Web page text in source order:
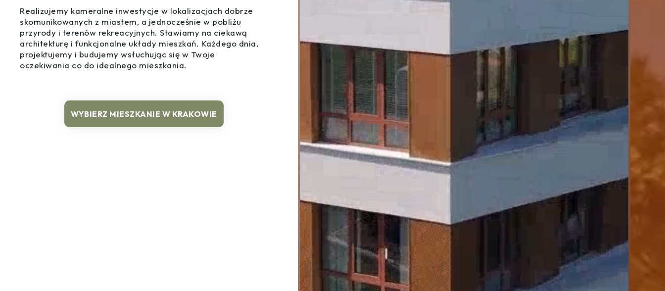
Realizujemy kameralne inwestycje w lokalizacjach dobrze
skomunikowanych z miastem, a jednocześnie w pobliżu
przyrody i terenów rekreacyjnych. Stawiamy na ciekawą
architekturę i funkcjonalne układy mieszkań. Każdego dnia,
projektujemy i budujemy wsłuchując się w Twoje
oczekiwania co do idealnego mieszkania.
WYBIERZ MIESZKANIE W KRAKOWIE